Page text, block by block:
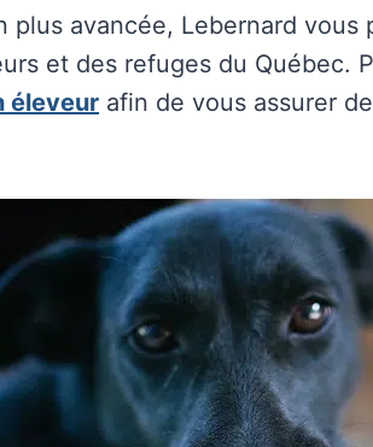
plus avancée, Lebernard vous
et des refuges du Québec.
éleveur afin de vous assurer